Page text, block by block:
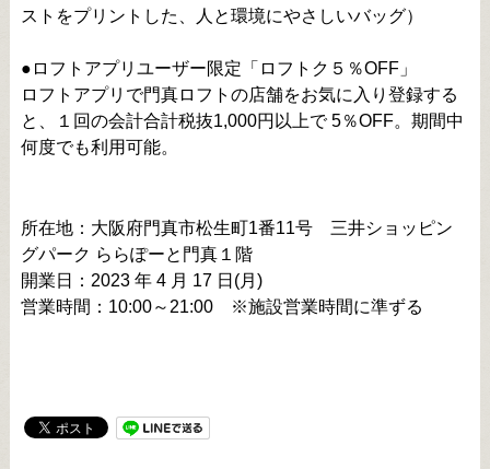
ストをプリントした、人と環境にやさしいバッグ）
●ロフトアプリユーザー限定「ロフトク５％OFF」
ロフトアプリで門真ロフトの店舗をお気に入り登録する
と、１回の会計合計税抜1,000円以上で 5％OFF。期間中
何度でも利用可能。
所在地：大阪府門真市松生町1番11号 三井ショッピン
グパーク ららぽーと門真１階
開業日：2023 年 4 月 17 日(月)
営業時間：10:00～21:00 ※施設営業時間に準ずる